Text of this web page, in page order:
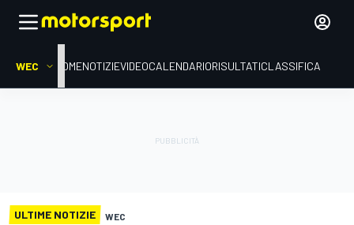
WEC HOMENOTIZIEVIDEOCALENDARIORISULTATICLASSIFICA
ULTIME NOTIZIE WEC